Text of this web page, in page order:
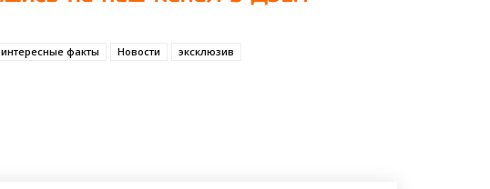
интересные факты Новости эксклюзив